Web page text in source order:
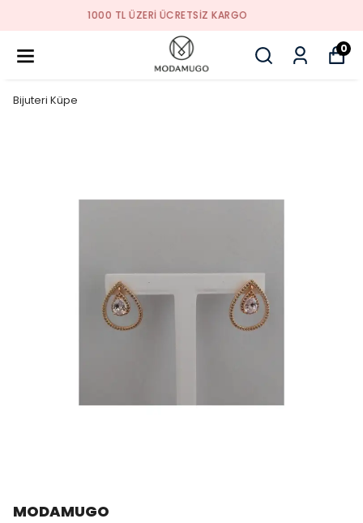
TREND ÜRÜNLER
0
Bijuteri Küpe
MODAMUGO